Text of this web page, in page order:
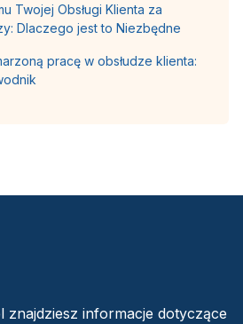
Twojej Obsługi Klienta za
Dlaczego jest to Niezbędne
pracę w obsłudze klienta:
znajdziesz informacje dotyczące